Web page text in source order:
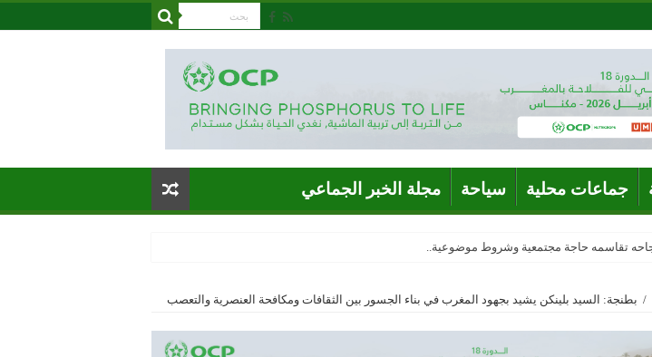
جماعات محلية سياحة مجلة الخبر الجماعي
تقاسمه حاجة مجتمعية وشروط موضوعية..
/ بطنجة: السيد بلينكن يشيد بجهود المغرب في بناء الجسور بين الثقافات ومكافحة العنصرية والتعصب